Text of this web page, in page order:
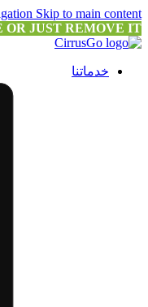
Skip to main content
JUST REMOVE IT…
خدماتنا